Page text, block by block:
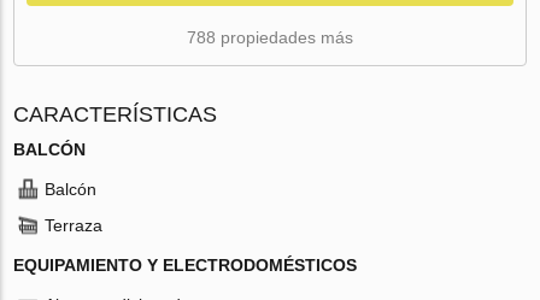
788 propiedades más
CARACTERÍSTICAS
BALCÓN
Balcón
Terraza
EQUIPAMIENTO Y ELECTRODOMÉSTICOS